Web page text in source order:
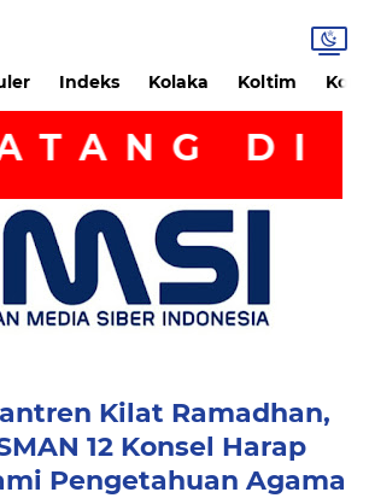
Indeks Kolaka Koltim
Kilat Ramadhan,
12 Konsel Harap
Pengetahuan Agama